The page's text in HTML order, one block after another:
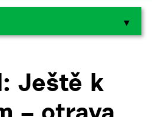
▼
▼
Ještě k